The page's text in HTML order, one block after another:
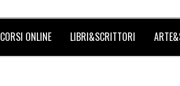
CORSI ONLINE LIBRI&SCRITTORI